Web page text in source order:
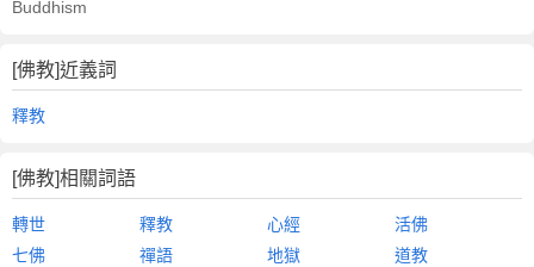
Buddhism
[佛教]近義詞
釋教
[佛教]相關詞語
轉世 釋教 心經
活佛
七佛
禪語 地獄 道教